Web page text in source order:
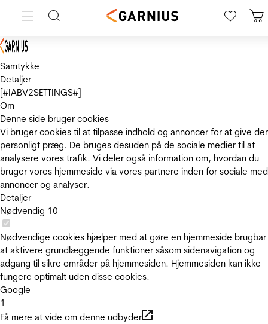
Samtykke
Detaljer
[#IABV2SETTINGS#]
Om
Denne side bruger cookies
Vi bruger cookies til at tilpasse indhold og annoncer for at give
personligt præg. De bruges desuden på de sociale medier til at
analysere vores trafik. Vi deler også information om, hvordan du
bruger vores hjemmeside via vores partnere inden for sociale
annoncer og analyser.
Detaljer
Nødvendig 10
Nødvendige cookies hjælper med at gøre en hjemmeside
at aktivere grundlæggende funktioner såsom sidenavigation og
adgang til sikre områder på hjemmesiden. Hjemmesiden kan ikke
fungere optimalt uden disse cookies.
Google
1
Få mere at vide om denne udbyder